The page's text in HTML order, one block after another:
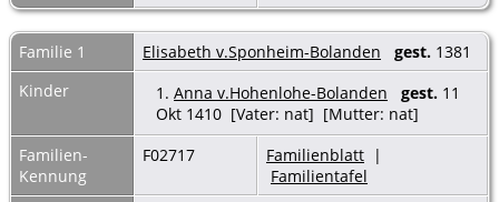
Familie 1 Elisabeth v.Sponheim-Bolanden gest. 1381
Kinder
1. Anna v.Hohenlohe-Bolanden gest. 11
Okt 1410 [Vater: nat] [Mutter: nat]
Familien-
Kennung
F02717 Familienblatt |
Familientafel